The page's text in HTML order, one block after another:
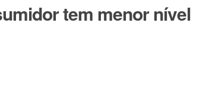
tem menor nível